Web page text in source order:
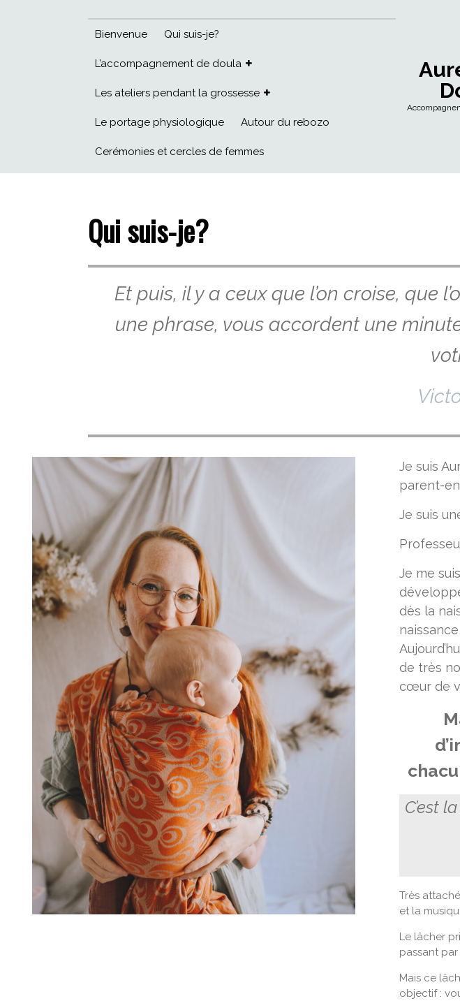
Bienvenue Qui suis-je?
L’accompagnement de doula
Les ateliers pendant la grossesse
Le portage physiologique Autour du rebozo
Cerémonies et cercles de femmes
Qui suis-je?
Et puis, il y a ceux que l’on croise, que
une phrase, vous accordent une
Je suis
parent-
Je suis
Je me
dès la
de très
cœur de
C’est
Très
et la
Le lâcher
passant
Mais ce
objectif :